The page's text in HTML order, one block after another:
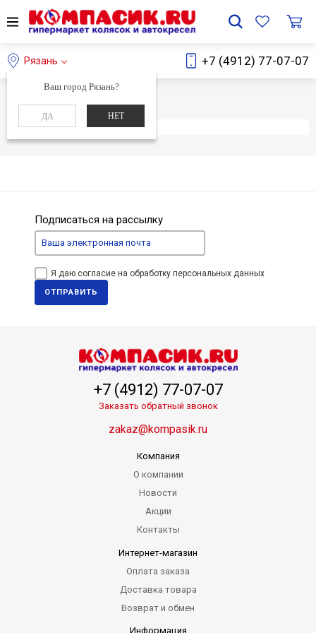
Рязань
Ваш город Рязань?
ДА НЕТ
+7 (4912) 77-07-07
Главная Каталог
Элемент не найден
Подписаться на рассылку
Я даю согласие на обработку персональных данных
ОТПРАВИТЬ
+7 (4912) 77-07-07
Заказать обратный звонок
zakaz@kompasik.ru
Компания
О компании
Новости
Акции
Контакты
Интернет-магазин
Оплата заказа
Доставка товара
Возврат и обмен
Информация